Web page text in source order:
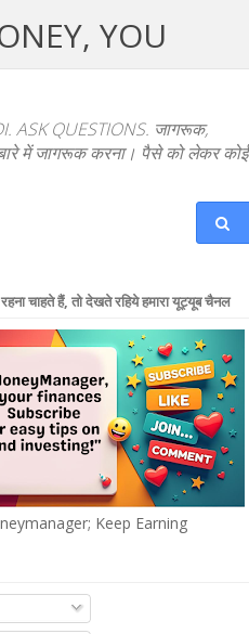
YOU
ASK QUESTIONS. जागरूक,
में जागरूक करना। पैसे को लेकर कोई
चाहते हैं, तो देखते रहिये हमारा यूट्यूब चैनल
Keep Earning